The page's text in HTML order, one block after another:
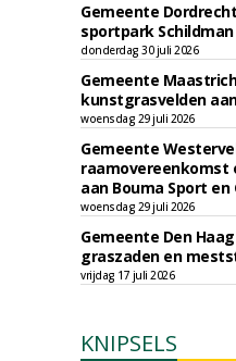
Gemeente
sportpark Schildman
donderdag 30 juli 2026
Gemeente
kunstgrasvelden
woensdag 29 juli 2026
Gemeente
raamovereenkomst
aan Bouma Sport en
woensdag 29 juli 2026
Gemeente Den
graszaden en
vrijdag 17 juli 2026
KNIPSELS